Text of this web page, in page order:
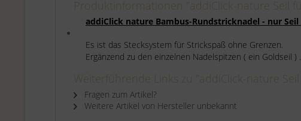
addiClick nature Bambus-Rundstricknadel - nur Seil
Es ist das Stecksystem für Strickspaß ohne Grenzen.
Ergänzend zu den einzelnen Nadelspitzen ( ein Goldseil ) .
Fragen zum Artikel?
Weitere Artikel von Hersteller unbekannt